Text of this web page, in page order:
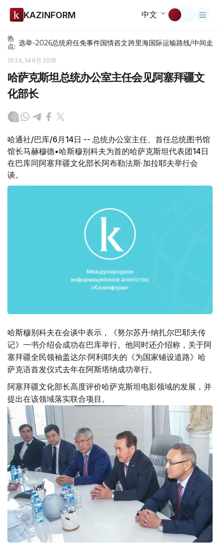
KAZINFORM 中文
热
点: 选举-2026总统府任免事件国情咨文跨里海国际运输路线/中间走廊
19:24, 14 6月 2018
哈萨克斯坦总统办公室主任会见阿塞拜疆文
化部长
哈通社/巴库/6月14日 -- 总统办公室主任、首任总统图书馆
馆长马赫穆德•哈斯穆别科夫为首的哈萨克斯坦代表团14日
在巴库同阿塞拜疆文化部长阿布勒法斯·加拉耶夫举行会
谈。
哈斯穆别科夫在会谈中表示，《努尔苏丹·纳扎尔巴耶夫传
记》一书介绍会成功在巴库举行。他同时还介绍称，关于阿
塞拜疆全民领袖盖达尔·阿利耶夫的《为国家铺设道路》哈
萨克语首发仪式去年在阿斯塔纳成功举行。
阿塞拜疆文化部长高度评价哈萨克斯坦电影领域的发展，并
提出在该领域落实联合项目。